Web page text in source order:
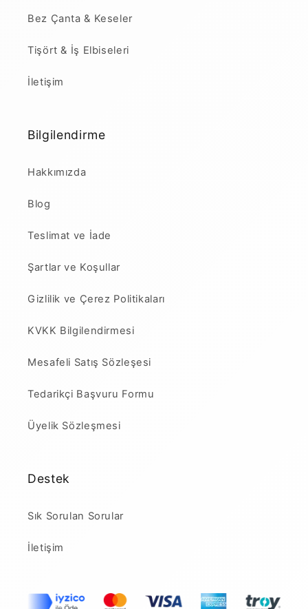
Bez Çanta & Keseler
Tişört & İş Elbiseleri
İletişim
Bilgilendirme
Hakkımızda
Blog
Teslimat ve İade
Şartlar ve Koşullar
Gizlilik ve Çerez Politikaları
KVKK Bilgilendirmesi
Mesafeli Satış Sözleşesi
Tedarikçi Başvuru Formu
Üyelik Sözleşmesi
Destek
Sık Sorulan Sorular
İletişim